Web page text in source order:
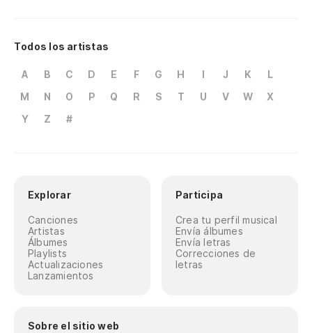
Todos los artistas
A B C D E F G H I J K
L
M
N O P Q R S T U V W
X
Y
Z #
Explorar
Canciones
Artistas
Álbumes
Playlists
Actualizaciones
Lanzamientos
Participa
Crea tu perfil musical
Envía álbumes
Envía letras
Correcciones de
letras
Sobre el sitio web